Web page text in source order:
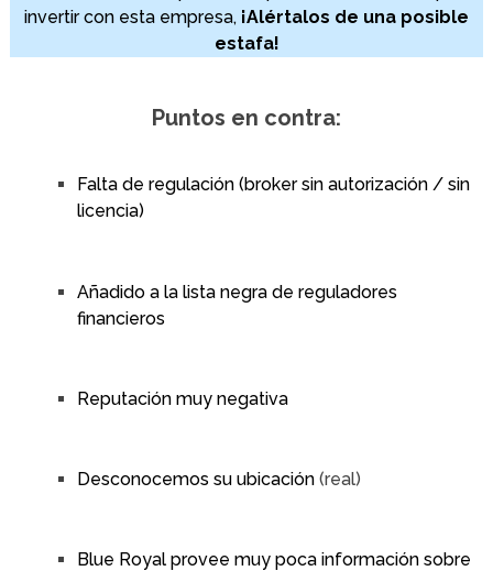
invertir con esta empresa, ¡Alértalos de una posible
estafa!
Puntos en contra:
Falta de regulación (broker sin autorización / sin
licencia)
Añadido a la lista negra de reguladores
financieros
Reputación muy negativa
Desconocemos su ubicación(real)
Blue Royal provee muy poca información sobre